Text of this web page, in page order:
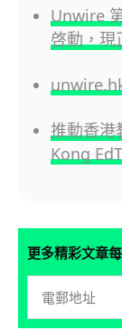
Unwire
啓動，現
推動香
Kong
更多精彩文章